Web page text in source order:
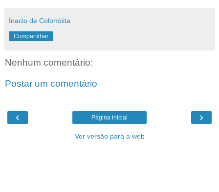
Inacio de Colombita
Compartilhar
Nenhum comentário:
Postar um comentário
‹ ›
Página inicial
Ver versão para a web